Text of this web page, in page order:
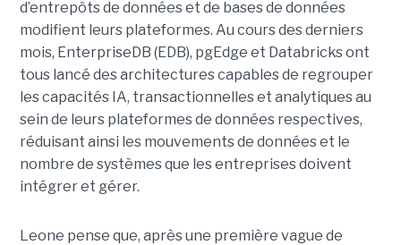
d’entrepôts de données et de bases de données
modifient leurs plateformes. Au cours des derniers
mois, EnterpriseDB (EDB), pgEdge et Databricks ont
tous lancé des architectures capables de regrouper
les capacités IA, transactionnelles et analytiques au
sein de leurs plateformes de données respectives,
réduisant ainsi les mouvements de données et le
nombre de systèmes que les entreprises doivent
intégrer et gérer.
Leone pense que, après une première vague de